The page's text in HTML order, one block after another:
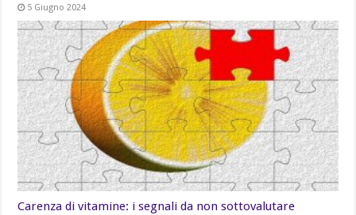
5 Giugno 2024
Carenza di vitamine: i segnali da non sottovalutare